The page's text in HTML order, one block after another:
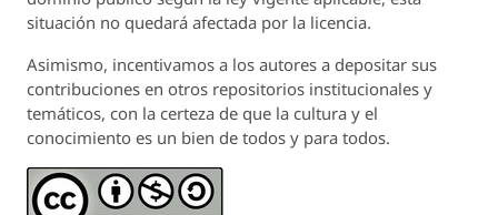
situación no quedará afectada por la licencia.
Asimismo, incentivamos a los autores a depositar sus
contribuciones en otros repositorios institucionales y
temáticos, con la certeza de que la cultura y el
conocimiento es un bien de todos y para todos.